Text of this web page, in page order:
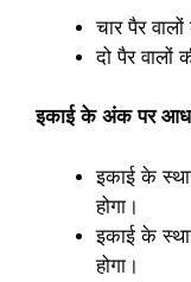
चार पैर
दो पैर वालों
इकाई के अंक पर
इकाई के
होगा।
इकाई के
होगा।